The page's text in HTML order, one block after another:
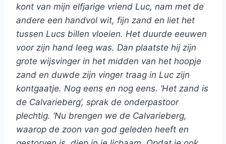
kont van mijn elfjarige vriend Luc, nam met de
andere een handvol wit, fijn zand en liet het
tussen Lucs billen vloeien. Het duurde eeuwen
voor zijn hand leeg was. Dan plaatste hij zijn
grote wijsvinger in het midden van het hoopje
zand en duwde zijn vinger traag in Luc zijn
kontgaatje. Nog eens en nog eens. ‘Het zand is
de Calvarieberg’, sprak de onderpastoor
plechtig. ‘Nu brengen we de Calvarieberg,
waarop de zoon van god geleden heeft en